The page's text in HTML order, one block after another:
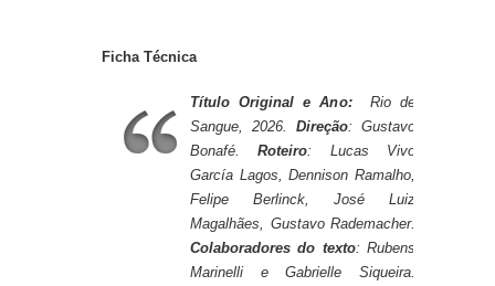
Ficha Técnica
Título Original e Ano:
Rio de
Sangue, 2026. Direção: Gustavo
Bonafé.Roteiro: Lucas Vivo
García Lagos, Dennison Ramalho,
Felipe Berlinck, José Luiz
Magalhães, Gustavo Rademacher.
Colaboradores do texto: Rubens
Marinelli e Gabrielle Siqueira.